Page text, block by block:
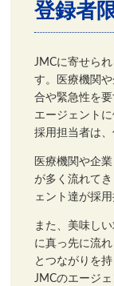
登録者
JMCに寄せら
す。医療機関
合や緊急性を
エージェント
採用担当者は
医療機関や企
が多く流れて
ェント達が採
また、美味し
に真っ先に流
とつながりを
JMCのエージ